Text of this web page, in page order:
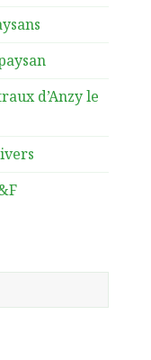
d’Anzy le